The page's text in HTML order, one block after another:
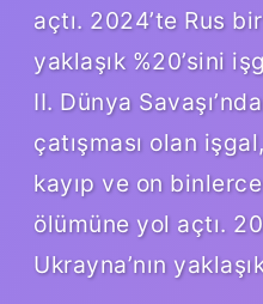
açtı. 2024’te Rus
yaklaşık %20’sini
II. Dünya
çatışması olan
kayıp ve on
ölümüne yol açtı.
Ukrayna’nın